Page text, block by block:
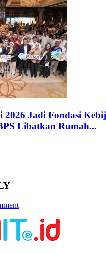
2026 Jadi Fondasi
Libatkan Rumah...